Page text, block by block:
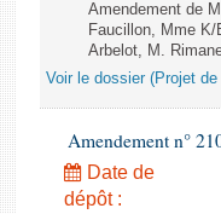
Amendement de
Faucillon, Mme
Arbelot, M.
Voir le dossier (Projet
Amendement n°
Date de
dépôt :